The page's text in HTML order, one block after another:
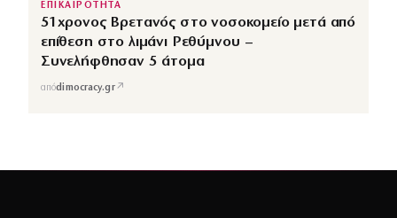
ΕΠΙΚΑΙΡΟΤΗΤΑ
51χρονος Βρετανός στο νοσοκομείο μετά από
επίθεση στο λιμάνι Ρεθύμνου –
Συνελήφθησαν 5 άτομα
απόdimocracy.gr↗